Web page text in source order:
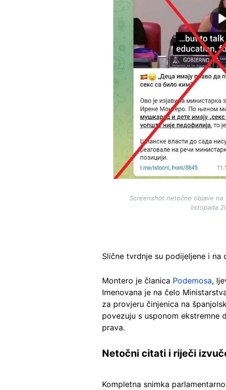
Screenshot netočne objave na
listopada
Slične tvrdnje su podijeljene i na
Montero je članica Podemosa,
Imenovana je na čelo
za provjeru činjenica na
povezuju s usponom ekstremne
prava.
Netočni citati i riječi
Kompletna snimka